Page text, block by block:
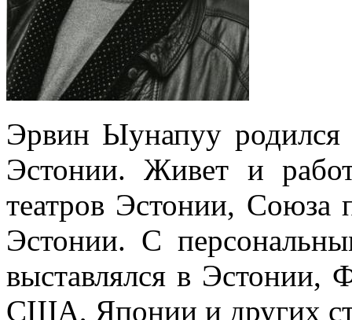
Эрвин Ыунапуу родился
Эстонии. Живет и
театров Эстонии, Союза
Эстонии. С
выставлялся в
США, Японии и других